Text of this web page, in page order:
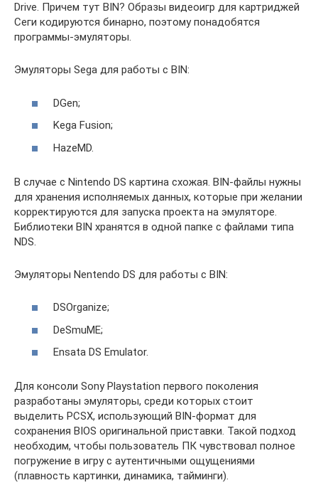
Drive. Причем тут BIN? Образы видеоигр для картриджей
Сеги кодируются бинарно, поэтому понадобятся
программы-эмуляторы.
Эмуляторы Sega для работы с BIN:
DGen;
Kega Fusion;
HazeMD.
В случае с Nintendo DS картина схожая. BIN-файлы нужны
для хранения исполняемых данных, которые при желании
корректируются для запуска проекта на эмуляторе.
Библиотеки BIN хранятся в одной папке с файлами типа
NDS.
Эмуляторы Nentendo DS для работы с BIN:
DSOrganize;
DeSmuME;
Ensata DS Emulator.
Для консоли Sony Playstation первого поколения
разработаны эмуляторы, среди которых стоит
выделить PCSX, использующий BIN-формат для
сохранения BIOS оригинальной приставки. Такой подход
необходим, чтобы пользователь ПК чувствовал полное
погружение в игру с аутентичными ощущениями
(плавность картинки, динамика, тайминги).